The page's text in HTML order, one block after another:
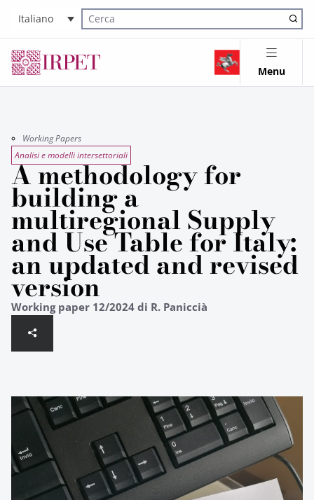
Italiano
Cerca nel sito
Menu
Working Papers
Analisi e modelli intersettoriali
A methodology for
building a
multiregional Supply
and Use Table for Italy:
an updated and revised
version
Working paper 12/2024 di R. Paniccià